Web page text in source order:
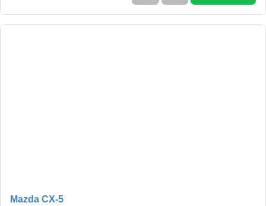
Mazda CX-5